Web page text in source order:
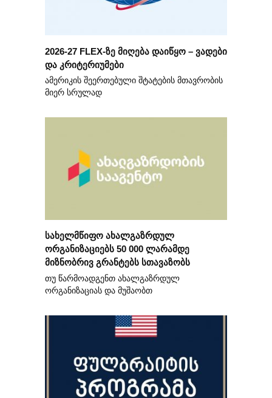
2026-27 FLEX-ზე მიღება დაიწყო – ვადები
და კრიტერიუმები
ამერიკის შეერთებული შტატების მთავრობის
მიერ სრულად
სახელმწიფო ახალგაზრდულ
ორგანიზაციებს 50 000 ლარამდე
მიზნობრივ გრანტებს სთავაზობს
თუ წარმოადგენთ ახალგაზრდულ
ორგანიზაციას და მუშაობთ